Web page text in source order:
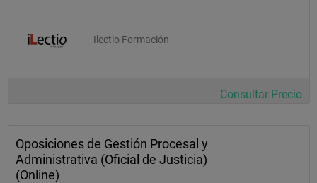
Ilectio Formación
Consultar Precio
Oposiciones de Gestión Procesal y
Administrativa (Oficial de Justicia)
(Online)